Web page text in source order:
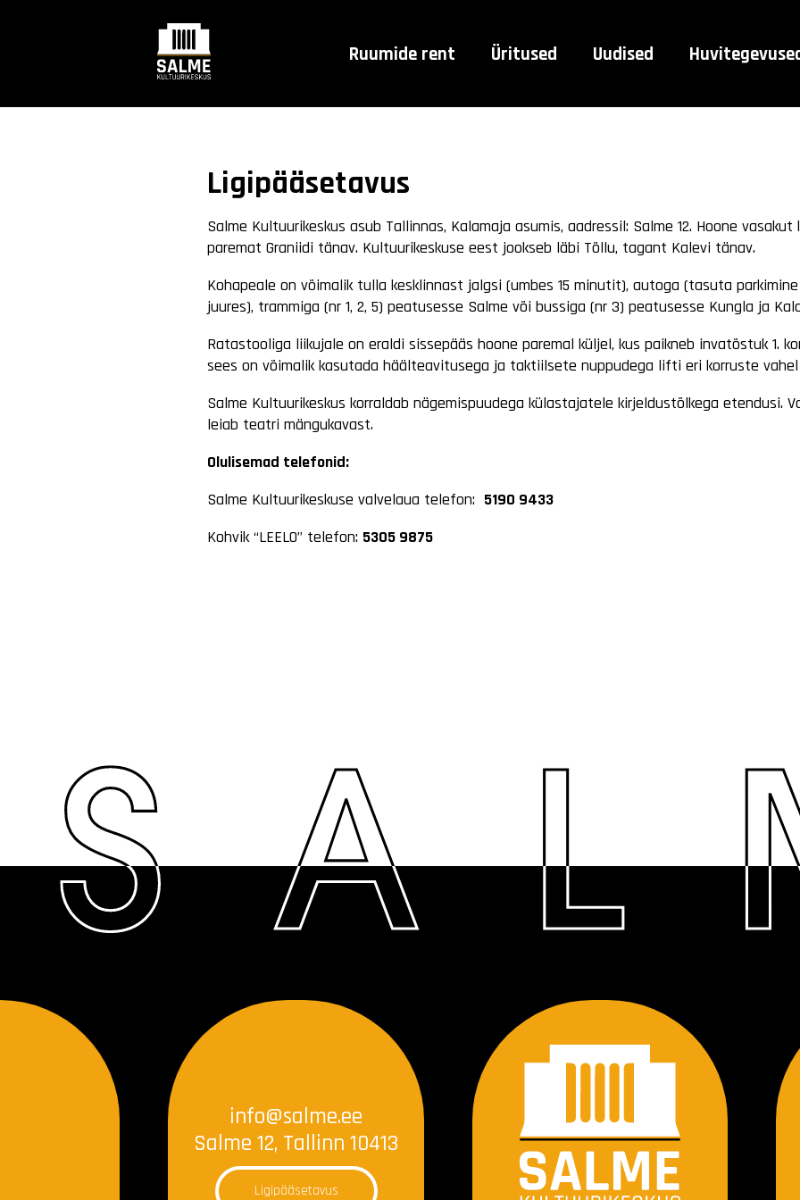
Ruumide rent Üritused Uudised
Ligipääsetavus
Salme Kultuurikeskus asub Tallinnas, Kalamaja asumis, aadressil: Salme 12. Hoone
paremat Graniidi tänav. Kultuurikeskuse eest jookseb läbi Tõllu, tagant Kalevi tänav.
Kohapeale on võimalik tulla kesklinnast jalgsi (umbes 15 minutit), autoga (tasuta
juures), trammiga (nr 1, 2, 5) peatusesse Salme või bussiga (nr 3) peatusesse Kungla ja
Ratastooliga liikujale on eraldi sissepääs hoone paremal küljel, kus paikneb invatõstuk 1.
sees on võimalik kasutada häälteavitusega ja taktiilsete nuppudega lifti eri korruste vahel
Salme Kultuurikeskus korraldab nägemispuudega külastajatele kirjeldustõlkega etendusi.
leiab teatri mängukavast.
Olulisemad telefonid:
Salme Kultuurikeskuse valvelaua telefon: 5190 9433
Kohvik “LEELO” telefon: 5305 9875
info@salme.ee
Salme 12, Tallinn 10413
Ligipääsetavus